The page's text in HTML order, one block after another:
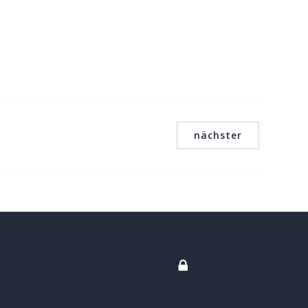
nächster